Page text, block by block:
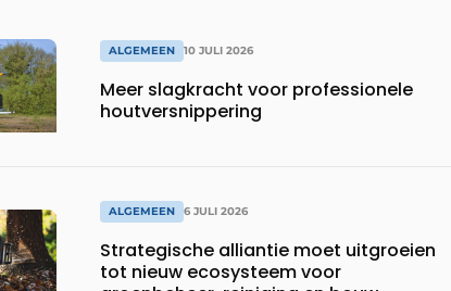
ALGEMEEN 10 JULI 2026
Meer slagkracht voor professionele
houtversnippering
ALGEMEEN 6 JULI 2026
Strategische alliantie moet uitgroeien
tot nieuw ecosysteem voor